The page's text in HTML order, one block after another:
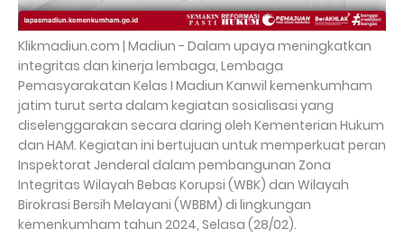
Klikmadiun.com | Madiun - Dalam upaya meningkatkan
integritas dan kinerja lembaga, Lembaga
Pemasyarakatan Kelas I Madiun Kanwil kemenkumham
jatim turut serta dalam kegiatan sosialisasi yang
diselenggarakan secara daring oleh Kementerian Hukum
dan HAM. Kegiatan ini bertujuan untuk memperkuat peran
Inspektorat Jenderal dalam pembangunan Zona
Integritas Wilayah Bebas Korupsi (WBK) dan Wilayah
Birokrasi Bersih Melayani (WBBM) di lingkungan
kemenkumham tahun 2024, Selasa (28/02).